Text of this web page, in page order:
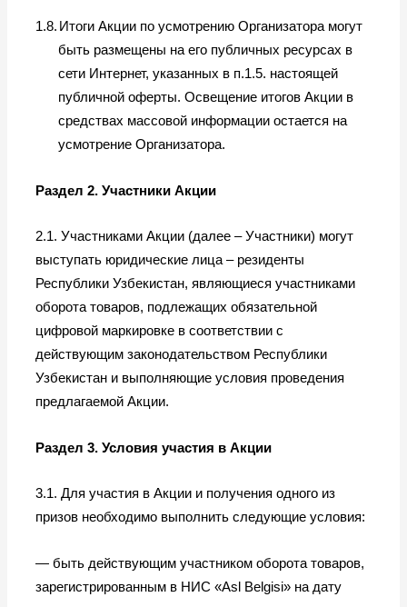
1.8. Итоги Акции по усмотрению Организатора могут
быть размещены на его публичных ресурсах в
сети Интернет, указанных в п.1.5. настоящей
публичной оферты. Освещение итогов Акции в
средствах массовой информации остается на
усмотрение Организатора.
Раздел 2. Участники Акции
2.1. Участниками Акции (далее – Участники) могут
выступать юридические лица – резиденты
Республики Узбекистан, являющиеся участниками
оборота товаров, подлежащих обязательной
цифровой маркировке в соответствии с
действующим законодательством Республики
Узбекистан и выполняющие условия проведения
предлагаемой Акции.
Раздел 3. Условия участия в Акции
3.1. Для участия в Акции и получения одного из
призов необходимо выполнить следующие условия:
— быть действующим участником оборота товаров,
зарегистрированным в НИС «Asl Belgisi» на дату